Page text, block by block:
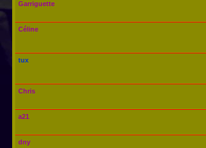
Garriguette
Céline
tux
Chris
a21
dny